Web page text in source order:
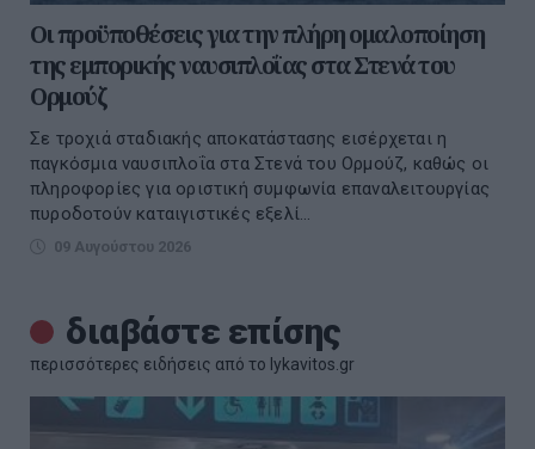
Οι προϋποθέσεις για την πλήρη ομαλοποίηση
της εμπορικής ναυσιπλοΐας στα Στενά του
Ορμούζ
Σε τροχιά σταδιακής αποκατάστασης εισέρχεται η
παγκόσμια ναυσιπλοΐα στα Στενά του Ορμούζ, καθώς οι
πληροφορίες για οριστική συμφωνία επαναλειτουργίας
πυροδοτούν καταιγιστικές εξελί...
09 Αυγούστου 2026
διαβάστε επίσης
περισσότερες ειδήσεις από το lykavitos.gr